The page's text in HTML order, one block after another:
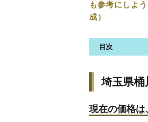
も参考にしよ
成）
目次
現在の
駅からの
埼玉県桶
現在の価格は